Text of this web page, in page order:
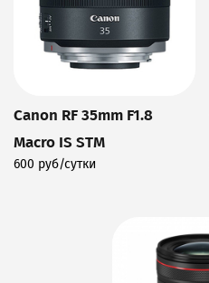
Canon RF 35mm F1.8
Macro IS STM
600 руб/сутки